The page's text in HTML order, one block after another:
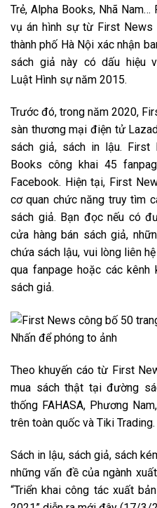
Trẻ, Alpha Books, Nhã
vụ án hình sự từ First News
thành phố Hà Nội xác nhận
sách giả này có dấu hiệu
Luật Hình sự năm 2015.
Trước đó, trong năm 2020,
sàn thương mại điện tử
sách giả, sách in lậu. First
Books công khai 45
Facebook. Hiện tại, First
cơ quan chức năng truy tìm
sách giả. Bạn đọc nếu có
cửa hàng bán sách giả,
chứa sách lậu, vui lòng liên
qua fanpage hoặc các kênh
sách giả.
Nhấn để phóng to ảnh
Theo khuyến cáo từ First
mua sách thật tại đường
thống FAHASA, Phương
trên toàn quốc và Tiki Trading.
Sách in lậu, sách giả, sách
những vấn đề của ngành
“Triển khai công tác xuất